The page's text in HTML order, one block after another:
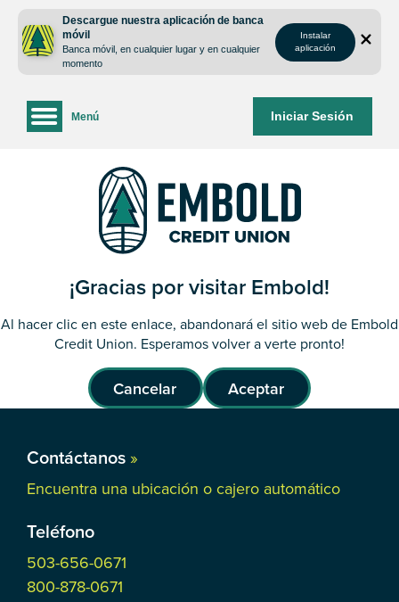
contenido
inicio
Descargue nuestra aplicación de banca
móvil
Banca móvil, en cualquier lugar y en cualquier
momento
Instalar
aplicación
Iniciar Sesión
Menú
¡Gracias por visitar Embold!
Al hacer clic en este enlace, abandonará el sitio web de Embold
Credit Union. Esperamos volver a verte pronto!
Cancelar Aceptar
Contáctanos »
Encuentra una ubicación o cajero automático
Teléfono
503-656-0671
800-878-0671